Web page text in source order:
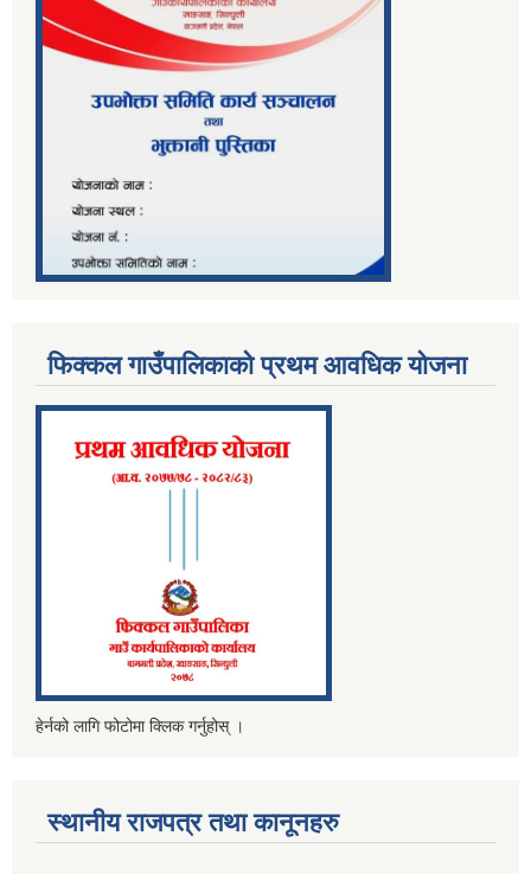
फिक्कल गाउँपालिकाको प्रथम आवधिक योजना
हेर्नको लागि फोटोमा क्लिक गर्नुहोस् ।
स्थानीय राजपत्र तथा कानूनहरु